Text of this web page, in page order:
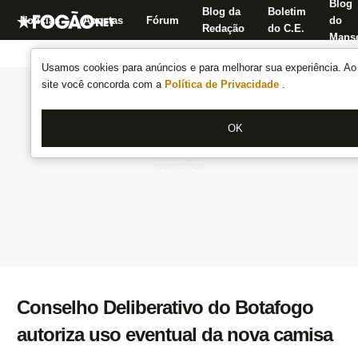
Usamos cookies para anúncios e para melhorar sua experiência.
site você concorda com a Política de Privacidade .
OK
Notícias Apostas Fórum
Blog da
Redação
Boletim
do C.E.
Blog
do
Conselho Deliberativo do Botafogo
autoriza uso eventual da nova camisa